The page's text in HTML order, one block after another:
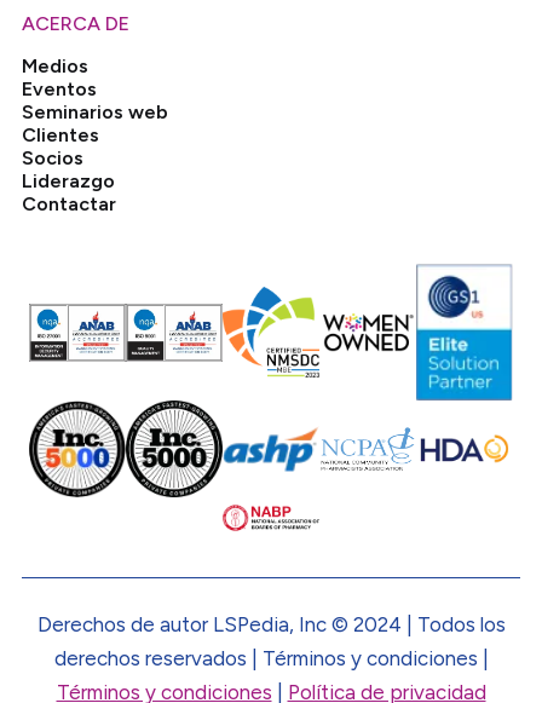
ACERCA DE
Medios
Eventos
Seminarios web
Clientes
Socios
Liderazgo
Contactar
Derechos de autor LSPedia, Inc © 2024 | Todos los
derechos reservados | Términos y condiciones |
Términos y condiciones
Política de privacidad